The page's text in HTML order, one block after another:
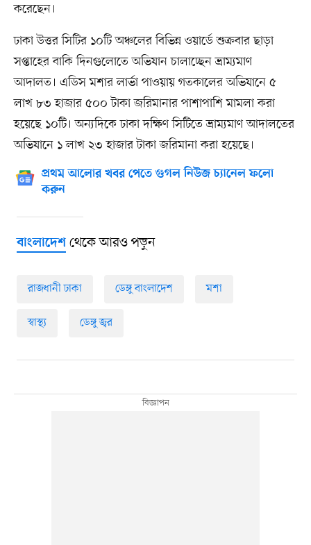
করেছেন।
ঢাকা উত্তর সিটির ১০টি অঞ্চলের বিভিন্ন ওয়ার্ডে শুক্রবার ছাড়া
সপ্তাহের বাকি দিনগুলোতে অভিযান চালাচ্ছেন ভ্রাম্যমাণ
আদালত। এডিস মশার লার্ভা পাওয়ায় গতকালের অভিযানে ৫
লাখ ৮৩ হাজার ৫০০ টাকা জরিমানার পাশাপাশি মামলা করা
হয়েছে ১০টি। অন্যদিকে ঢাকা দক্ষিণ সিটিতে ভ্রাম্যমাণ আদালতের
অভিযানে ১ লাখ ২৩ হাজার টাকা জরিমানা করা হয়েছে।
প্রথম আলোর খবর পেতে গুগল নিউজ চ্যানেল ফলো
করুন
বাংলাদেশথেকে আরও পড়ুন
রাজধানী ঢাকা ডেঙ্গু বাংলাদেশ মশা
স্বাস্থ্য ডেঙ্গু জ্বর